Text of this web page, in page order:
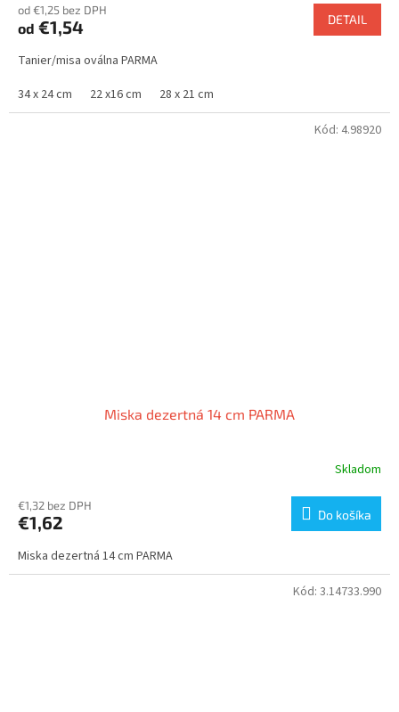
od €1,25 bez DPH
od €1,54 DETAIL
Tanier/misa oválna PARMA
34 x 24 cm
22 x16 cm 28 x 21 cm
Miska dezertná 14 cm PARMA
Skladom
€1,32 bez DPH
€1,62 Do košíka
Miska dezertná 14 cm PARMA
Kód: 4.98920
Kód: 3.14733.990